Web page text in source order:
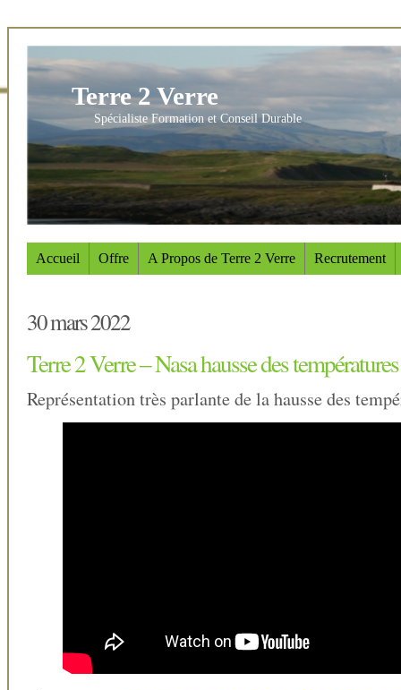
Terre 2 Verre
Spécialiste Formation et Conseil Durable
Accueil Offre A Propos de Terre 2 Verre Recrutement
30 mars 2022
Terre 2 Verre – Nasa hausse des températures
Représentation très parlante de la hausse des